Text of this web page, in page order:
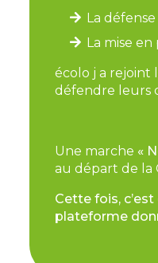
La
La mise
écolo j a
défendre leurs
Une marche «
au départ de la
Cette fois,
plateforme